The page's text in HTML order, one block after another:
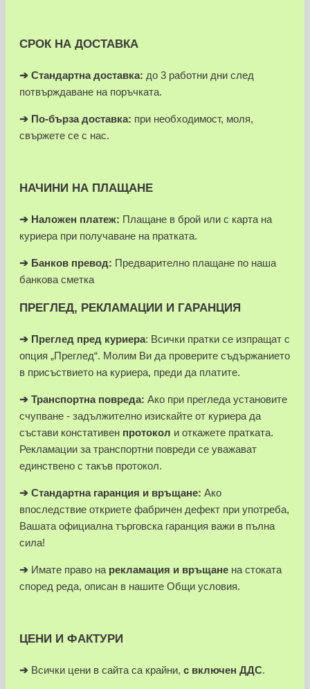
СРОК НА ДОСТАВКА
➔ Стандартна доставка: до 3 работни дни след
потвърждаване на поръчката.
➔ По-бърза доставка: при необходимост, моля,
свържете се с нас.
НАЧИНИ НА ПЛАЩАНЕ
➔ Наложен платеж: Плащане в брой или с карта на
куриера при получаване на пратката.
➔ Банков превод: Предварително плащане по наша
банкова сметка
ПРЕГЛЕД, РЕКЛАМАЦИИ И ГАРАНЦИЯ
➔ Преглед пред куриера: Всички пратки се изпращат с
опция „Преглед“. Молим Ви да проверите съдържанието
в присъствието на куриера, преди да платите.
➔ Транспортна повреда: Ако при прегледа установите
счупване - задължително изискайте от куриера да
състави констативен протокол и откажете пратката.
Рекламации за транспортни повреди се уважават
единствено с такъв протокол.
➔ Стандартна гаранция и връщане: Ако
впоследствие откриете фабричен дефект при употреба,
Вашата официална търговска гаранция важи в пълна
сила!
➔ Имате право на рекламация и връщане на стоката
според реда, описан в нашите Общи условия.
ЦЕНИ И ФАКТУРИ
➔ Всички цени в сайта са крайни, с включен ДДС.